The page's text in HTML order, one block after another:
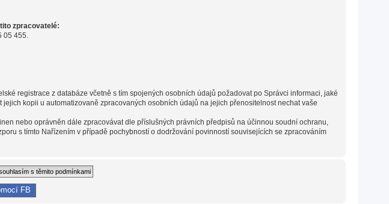
zpracovatelé:
05 455.
registrace z databáze včetně s tím spojených osobních údajů požadovat po Správci informaci, jaké
kopii u automatizovaně zpracovaných osobních údajů na jejich přenositelnost nechat vaše
nebo oprávněn dále zpracovávat dle příslušných právních předpisů na účinnou soudní ochranu,
s tímto Nařízením v případě pochybností o dodržování povinností souvisejících se zpracováním
FB